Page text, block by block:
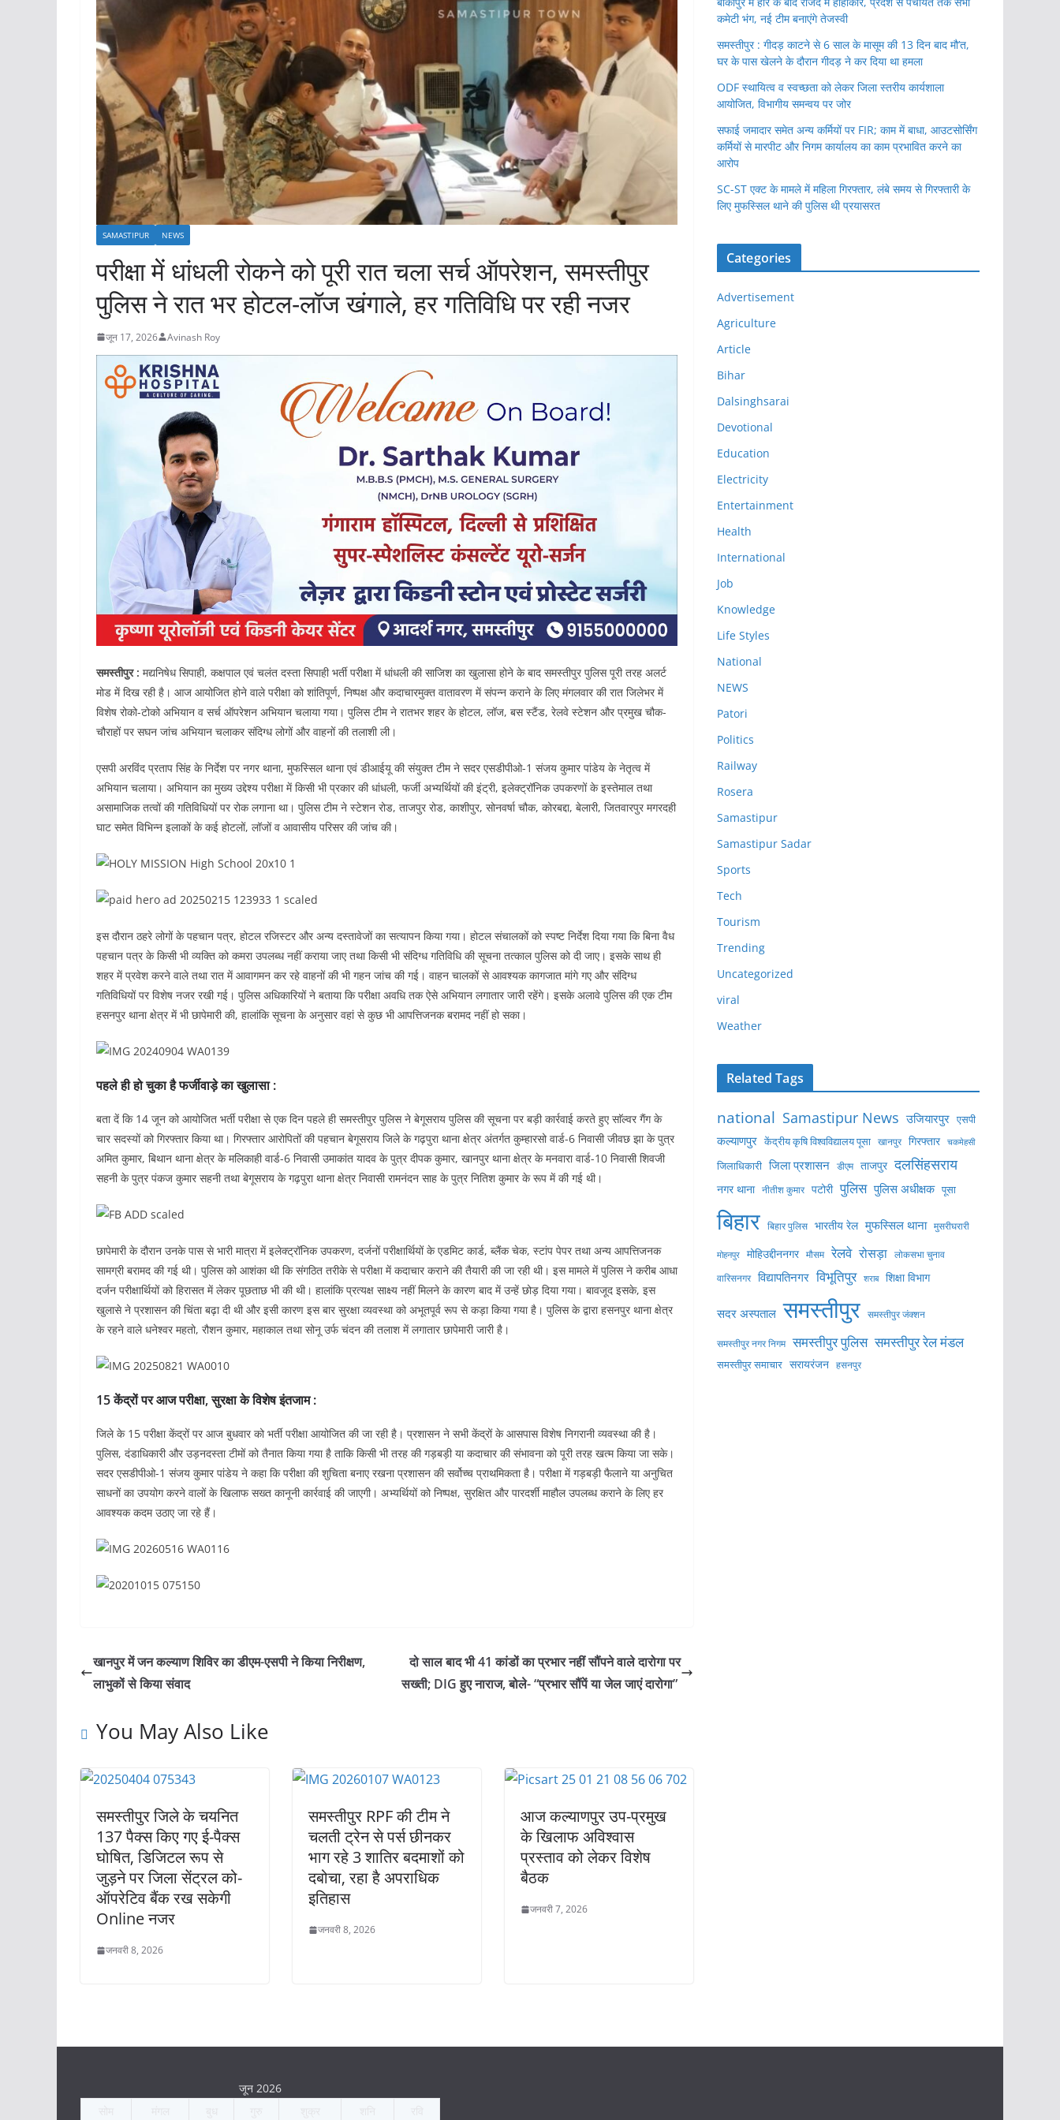
SAMASTIPUR NEWS
परीक्षा में धांधली रोकने को पूरी रात चला सर्च ऑपरेशन, समस्तीपुर
पुलिस ने रात भर होटल-लॉज खंगाले, हर गतिविधि पर रही नजर
जून 17, 2026 Avinash Roy
समस्तीपुर : मद्यनिषेध सिपाही, कक्षपाल एवं चलंत दस्ता सिपाही भर्ती परीक्षा में धांधली की साजिश का खुलासा होने के बाद समस्तीपुर पुलिस पूरी तरह अलर्ट
मोड में दिख रही है। आज आयोजित होने वाले परीक्षा को शांतिपूर्ण, निष्पक्ष और कदाचारमुक्त वातावरण में संपन्न कराने के लिए मंगलवार की रात जिलेभर में
विशेष रोको-टोको अभियान व सर्च ऑपरेशन अभियान चलाया गया। पुलिस टीम ने रातभर शहर के होटल, लॉज, बस स्टैंड, रेलवे स्टेशन और प्रमुख चौक-
चौराहों पर सघन जांच अभियान चलाकर संदिग्ध लोगों और वाहनों की तलाशी ली।
एसपी अरविंद प्रताप सिंह के निर्देश पर नगर थाना, मुफस्सिल थाना एवं डीआईयू की संयुक्त टीम ने सदर एसडीपीओ-1 संजय कुमार पांडेय के नेतृत्व में
अभियान चलाया। अभियान का मुख्य उद्देश्य परीक्षा में किसी भी प्रकार की धांधली, फर्जी अभ्यर्थियों की इंट्री, इलेक्ट्रॉनिक उपकरणों के इस्तेमाल तथा
असामाजिक तत्वों की गतिविधियों पर रोक लगाना था। पुलिस टीम ने स्टेशन रोड, ताजपुर रोड, काशीपुर, सोनवर्षा चौक, कोरबद्दा, बेलारी, जितवारपुर मगरदही
घाट समेत विभिन्न इलाकों के कई होटलों, लॉजों व आवासीय परिसर की जांच की।
इस दौरान ठहरे लोगों के पहचान पत्र, होटल रजिस्टर और अन्य दस्तावेजों का सत्यापन किया गया। होटल संचालकों को स्पष्ट निर्देश दिया गया कि बिना वैध
पहचान पत्र के किसी भी व्यक्ति को कमरा उपलब्ध नहीं कराया जाए तथा किसी भी संदिग्ध गतिविधि की सूचना तत्काल पुलिस को दी जाए। इसके साथ ही
शहर में प्रवेश करने वाले तथा रात में आवागमन कर रहे वाहनों की भी गहन जांच की गई। वाहन चालकों से आवश्यक कागजात मांगे गए और संदिग्ध
गतिविधियों पर विशेष नजर रखी गई। पुलिस अधिकारियों ने बताया कि परीक्षा अवधि तक ऐसे अभियान लगातार जारी रहेंगे। इसके अलावे पुलिस की एक टीम
हसनपुर थाना क्षेत्र में भी छापेमारी की, हालांकि सूचना के अनुसार वहां से कुछ भी आपत्तिजनक बरामद नहीं हो सका।
पहले ही हो चुका है फर्जीवाड़े का खुलासा :
बता दें कि 14 जून को आयोजित भर्ती परीक्षा से एक दिन पहले ही समस्तीपुर पुलिस ने बेगूसराय पुलिस की सूचना पर बड़ी कार्रवाई करते हुए साॅल्वर गैंग के
चार सदस्यों को गिरफ्तार किया था। गिरफ्तार आरोपितों की पहचान बेगूसराय जिले के गढ़पुरा थाना क्षेत्र अंतर्गत कुम्हारसो वार्ड-6 निवासी जीवछ झा के पुत्र
अमित कुमार, बिथान थाना क्षेत्र के मलिकाही वार्ड-6 निवासी उमाकांत यादव के पुत्र दीपक कुमार, खानपुर थाना क्षेत्र के मनवारा वार्ड-10 निवासी शिवजी
सहनी के पुत्र पंकज कुमार सहनी तथा बेगूसराय के गढ़पुरा थाना क्षेत्र निवासी रामनंदन साह के पुत्र नितिश कुमार के रूप में की गई थी।
छापेमारी के दौरान उनके पास से भारी मात्रा में इलेक्ट्रॉनिक उपकरण, दर्जनों परीक्षार्थियों के एडमिट कार्ड, ब्लैंक चेक, स्टांप पेपर तथा अन्य आपत्तिजनक
सामग्री बरामद की गई थी। पुलिस को आशंका थी कि संगठित तरीके से परीक्षा में कदाचार कराने की तैयारी की जा रही थी। इस मामले में पुलिस ने करीब आधा
दर्जन परीक्षार्थियों को हिरासत में लेकर पूछताछ भी की थी। हालांकि प्रत्यक्ष साक्ष्य नहीं मिलने के कारण बाद में उन्हें छोड़ दिया गया। बावजूद इसके, इस
खुलासे ने प्रशासन की चिंता बढ़ा दी थी और इसी कारण इस बार सुरक्षा व्यवस्था को अभूतपूर्व रूप से कड़ा किया गया है। पुलिस के द्वारा हसनपुर थाना क्षेत्र
के रहने वाले धनेश्वर महतो, रौशन कुमार, महाकाल तथा सोनू उर्फ चंदन की तलाश में लगातार छापेमारी जारी है।
15 केंद्रों पर आज परीक्षा, सुरक्षा के विशेष इंतजाम :
जिले के 15 परीक्षा केंद्रों पर आज बुधवार को भर्ती परीक्षा आयोजित की जा रही है। प्रशासन ने सभी केंद्रों के आसपास विशेष निगरानी व्यवस्था की है।
पुलिस, दंडाधिकारी और उड़नदस्ता टीमों को तैनात किया गया है ताकि किसी भी तरह की गड़बड़ी या कदाचार की संभावना को पूरी तरह खत्म किया जा सके।
सदर एसडीपीओ-1 संजय कुमार पांडेय ने कहा कि परीक्षा की शुचिता बनाए रखना प्रशासन की सर्वोच्च प्राथमिकता है। परीक्षा में गड़बड़ी फैलाने या अनुचित
साधनों का उपयोग करने वालों के खिलाफ सख्त कानूनी कार्रवाई की जाएगी। अभ्यर्थियों को निष्पक्ष, सुरक्षित और पारदर्शी माहौल उपलब्ध कराने के लिए हर
आवश्यक कदम उठाए जा रहे हैं।
खानपुर में जन कल्याण शिविर का डीएम-एसपी ने किया निरीक्षण,
लाभुकों से किया संवाद
दो साल बाद भी 41 कांडों का प्रभार नहीं सौंपने वाले दारोगा पर
सख्ती; DIG हुए नाराज, बोले- “प्रभार सौंपें या जेल जाएं दारोगा”
You May Also Like
समस्तीपुर जिले के चयनित
137 पैक्स किए गए ई-पैक्स
घोषित, डिजिटल रूप से
जुड़ने पर जिला सेंट्रल को-
ऑपरेटिव बैंक रख सकेगी
Online नजर
जनवरी 8, 2026
समस्तीपुर RPF की टीम ने
चलती ट्रेन से पर्स छीनकर
भाग रहे 3 शातिर बदमाशों को
दबोचा, रहा है अपराधिक
इतिहास
जनवरी 8, 2026
आज कल्याणपुर उप-प्रमुख
के खिलाफ अविश्वास
प्रस्ताव को लेकर विशेष
बैठक
जनवरी 7, 2026
कमेटी भंग, नई टीम बनाएंगे तेजस्वी
समस्तीपुर : गीदड़ काटने से 6 साल के मासूम की 13 दिन बाद मौ’त,
घर के पास खेलने के दौरान गीदड़ ने कर दिया था हमला
ODF स्थायित्व व स्वच्छता को लेकर जिला स्तरीय कार्यशाला
आयोजित, विभागीय समन्वय पर जोर
सफाई जमादार समेत अन्य कर्मियों पर FIR; काम में बाधा, आउटसोर्सिंग
कर्मियों से मारपीट और निगम कार्यालय का काम प्रभावित करने का
आरोप
SC-ST एक्ट के मामले में महिला गिरफ्तार, लंबे समय से गिरफ्तारी के
लिए मुफस्सिल थाने की पुलिस थी प्रयासरत
Categories
Advertisement
Agriculture
Article
Bihar
Dalsinghsarai
Devotional
Education
Electricity
Entertainment
Health
International
Job
Knowledge
Life Styles
National
NEWS
Patori
Politics
Railway
Rosera
Samastipur
Samastipur Sadar
Sports
Tech
Tourism
Trending
Uncategorized
viral
Weather
Related Tags
national Samastipur News उजियारपुर एसपी
कल्याणपुर केंद्रीय कृषि विश्वविद्यालय पूसा खानपुर गिरफ्तार चकमेहसी
जिलाधिकारी जिला प्रशासन डीएम ताजपुर दलसिंहसराय
नगर थाना नीतीश कुमार पटोरी पुलिस पुलिस अधीक्षक पूसा
बिहार बिहार पुलिस भारतीय रेल मुफस्सिल थाना मुसरीघरारी
मोहनपुर मोहिउद्दीननगर मौसम रेलवे रोसड़ा लोकसभा चुनाव
वारिसनगर विद्यापतिनगर विभूतिपुर शराब शिक्षा विभाग
सदर अस्पताल समस्तीपुर समस्तीपुर जंक्शन
समस्तीपुर नगर निगम समस्तीपुर पुलिस समस्तीपुर रेल मंडल
समस्तीपुर समाचार सरायरंजन हसनपुर
जून 2026